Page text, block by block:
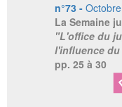
n°73 -
La Semaine
"L'office du
l'influence
pp. 25 à 30